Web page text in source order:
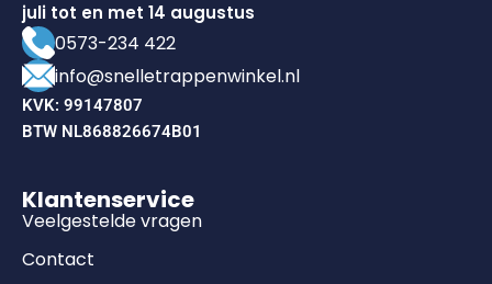
juli tot en met 14 augustus
0573-234 422
info@snelletrappenwinkel.nl
KVK: 99147807
BTW NL868826674B01
Klantenservice
Veelgestelde vragen
Contact